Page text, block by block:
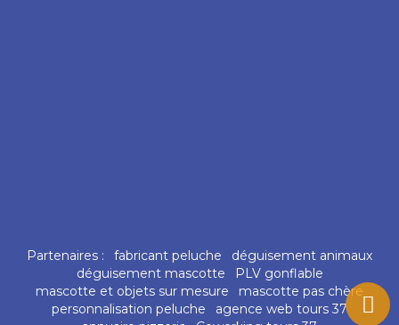
Partenaires : fabricant peluche
déguisement animaux
déguisement mascotte
PLV gonflable
mascotte et objets sur mesure
mascotte pas chère
personnalisation peluche
agence web tours 37